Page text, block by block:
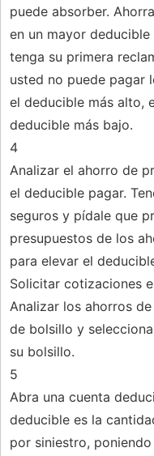
puede absorber.
en un mayor
tenga su primera
usted no puede pagar
el deducible más alto,
deducible más bajo.
4
Analizar el ahorro de
el deducible pagar.
seguros y pídale que
presupuestos de los
para elevar el
Solicitar cotizaciones
Analizar los ahorros
de bolsillo y
su bolsillo.
5
Abra una cuenta
deducible es la
por siniestro,